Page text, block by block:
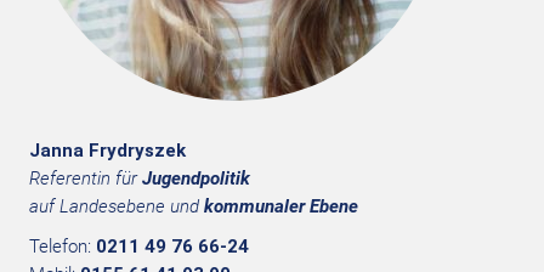
Janna Frydryszek
Referentin fürJugendpolitik
auf Landesebene und kommunaler Ebene
Telefon: 0211 49 76 66-24